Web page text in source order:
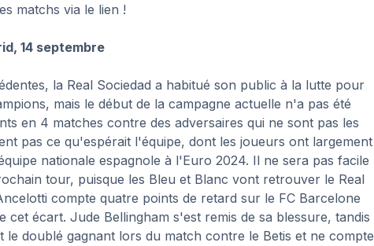
matchs via le lien !
14 septembre
la Real Sociedad a habitué son public à la lutte pour
mais le début de la campagne actuelle n'a pas été
en 4 matches contre des adversaires qui ne sont pas les
pas ce qu'espérait l'équipe, dont les joueurs ont largement
nationale espagnole à l'Euro 2024. Il ne sera pas facile
tour, puisque les Bleu et Blanc vont retrouver le Real
compte quatre points de retard sur le FC Barcelone
cet écart. Jude Bellingham s'est remis de sa blessure, tandis
le doublé gagnant lors du match contre le Betis et ne compte